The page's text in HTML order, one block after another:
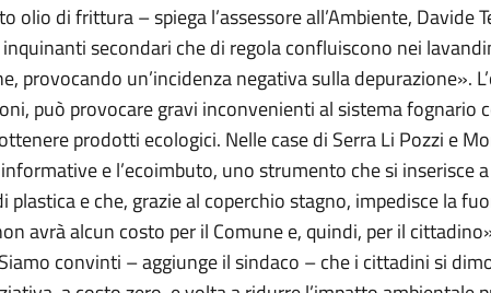
olio di frittura – spiega l’assessore all’Ambiente, Davide
secondari che di regola confluiscono nei
provocando un’incidenza negativa sulla depurazione».
può provocare gravi inconvenienti al sistema fognario
prodotti ecologici. Nelle case di Serra Li Pozzi e
e l’ecoimbuto, uno strumento che si inserisce
plastica e che, grazie al coperchio stagno, impedisce la
avrà alcun costo per il Comune e, quindi, per il
convinti – aggiunge il sindaco – che i cittadini si